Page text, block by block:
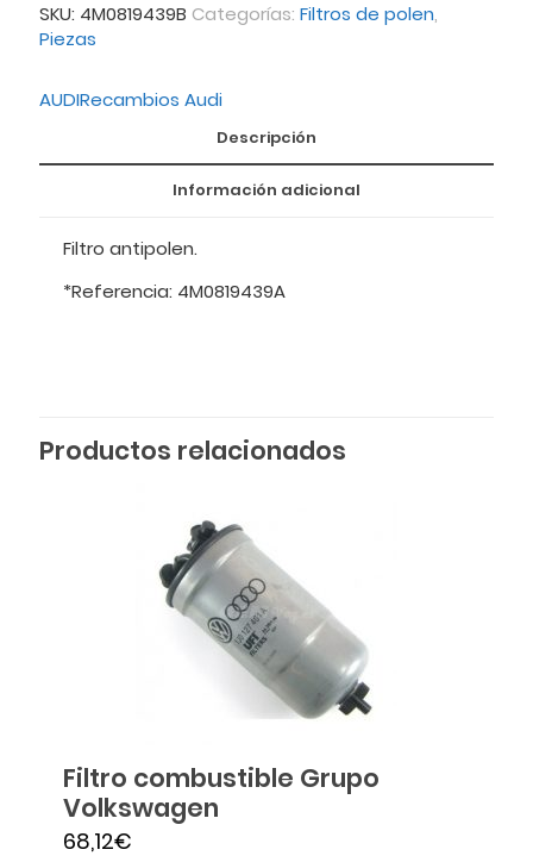
SKU: 4M0819439B Categorías: Filtros de polen,
Piezas
AUDIRecambios Audi
Descripción
Información adicional
Filtro antipolen.
*Referencia: 4M0819439A
Productos relacionados
Filtro combustible Grupo
Volkswagen
68,12€